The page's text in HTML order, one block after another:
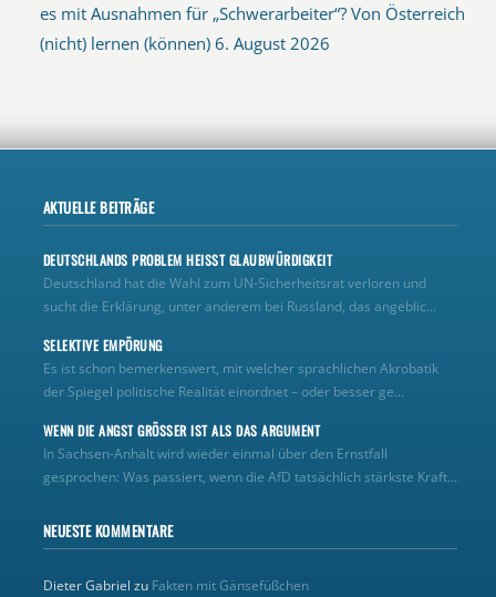
es mit Ausnahmen für „Schwerarbeiter“? Von Österreich
(nicht) lernen (können) 6. August 2026
AKTUELLE BEITRÄGE
DEUTSCHLANDS PROBLEM HEISST GLAUBWÜRDIGKEIT
Deutschland hat die Wahl zum UN‑Sicherheitsrat verloren und
sucht die Erklärung, unter anderem bei Russland, das angeblic...
SELEKTIVE EMPÖRUNG
Es ist schon bemerkenswert, mit welcher sprachlichen Akrobatik
der Spiegel politische Realität einordnet – oder besser ge...
WENN DIE ANGST GRÖSSER IST ALS DAS ARGUMENT
In Sachsen-Anhalt wird wieder einmal über den Ernstfall
gesprochen: Was passiert, wenn die AfD tatsächlich stärkste Kraft...
NEUESTE KOMMENTARE
Dieter Gabriel zu Fakten mit Gänsefüßchen